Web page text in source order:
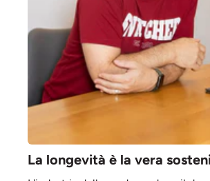
La longevità è la vera